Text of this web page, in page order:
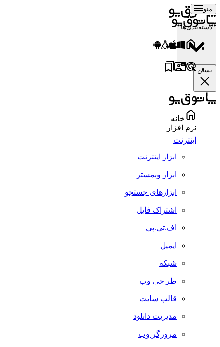
منو
دسته‌بندی‌ها
بستن
خانه
نرم افزار
اینترنت
ابزار اینترنت
ابزار وبمستر
ابزارهای جستجو
اشتراک فایل
اف.تی.پی
ایمیل
شبکه
طراحی وب
قالب سایت
مدیریت دانلود
مرورگر وب